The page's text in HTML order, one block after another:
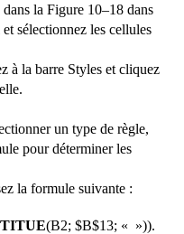
la Figure 10–18 dans
sélectionnez les cellules
à la barre Styles et cliquez
un type de règle,
pour déterminer les
la formule suivante :
(B2; $B$13; « »)).